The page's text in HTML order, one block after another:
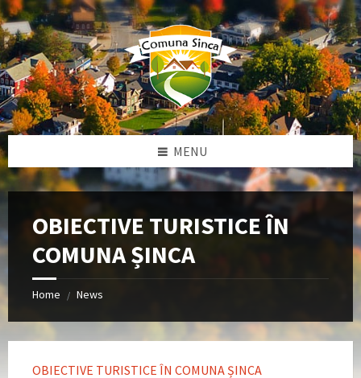
Skip
to
content
Skip
to
left
sidebar
Skip
to
footer
MENU
OBIECTIVE TURISTICE ÎN
COMUNA ȘINCA
Home / News
OBIECTIVE TURISTICE ÎN COMUNA ȘINCA